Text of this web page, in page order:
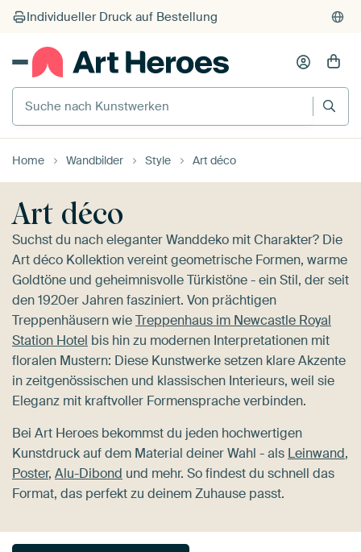
Suche nach Kunstwerken
Home Wandbilder Style Art déco
Art déco
Suchst du nach eleganter Wanddeko mit Charakter? Die
Art déco Kollektion vereint geometrische Formen, warme
Goldtöne und geheimnisvolle Türkistöne - ein Stil, der seit
den 1920er Jahren fasziniert. Von prächtigen
Treppenhäusern wieTreppenhaus im Newcastle Royal
Station Hotel bis hin zu modernen Interpretationen mit
floralen Mustern: Diese Kunstwerke setzen klare Akzente
in zeitgenössischen und klassischen Interieurs, weil sie
Eleganz mit kraftvoller Formensprache verbinden.
Bei Art Heroes bekommst du jeden hochwertigen
Kunstdruck auf dem Material deiner Wahl - als Leinwand,
Poster, Alu-Dibond und mehr. So findest du schnell das
Format, das perfekt zu deinem Zuhause passt.